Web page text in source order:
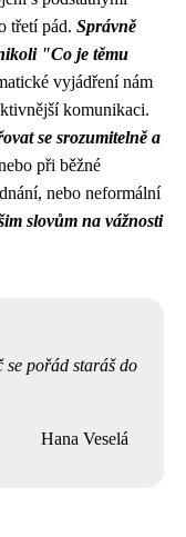
třetí pád. Správně
"Co je těmu
vyjádření nám
komunikaci.
se srozumitelně a
při běžné
nebo neformální
slovům na vážnosti
se pořád staráš do
Hana Veselá